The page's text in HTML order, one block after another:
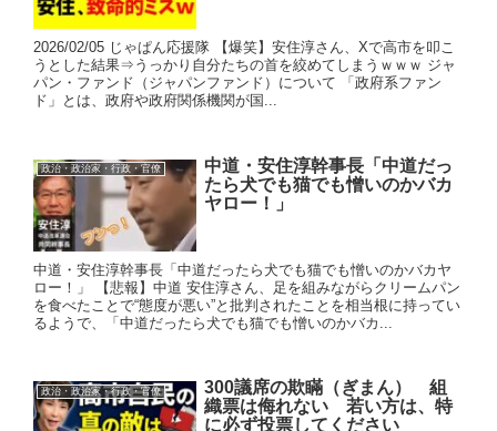
2026/02/05 じゃぱん応援隊 【爆笑】安住淳さん、Xで高市を叩こ
うとした結果⇒うっかり自分たちの首を絞めてしまうｗｗｗ ジャ
パン・ファンド（ジャパンファンド）について 「政府系ファン
ド」とは、政府や政府関係機関が国...
政治・政治家・行政・官僚
中道・安住淳幹事長「中道だっ
たら犬でも猫でも憎いのかバカ
ヤロー！」
中道・安住淳幹事長「中道だったら犬でも猫でも憎いのかバカヤ
ロー！」 【悲報】中道 安住淳さん、足を組みながらクリームパン
を食べたことで“態度が悪い”と批判されたことを相当根に持ってい
るようで、「中道だったら犬でも猫でも憎いのかバカ...
政治・政治家・行政・官僚
300議席の欺瞞（ぎまん） 組
織票は侮れない 若い方は、特
に必ず投票してください